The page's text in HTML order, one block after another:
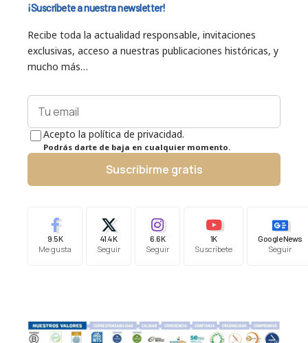
¡Suscríbete a nuestra newsletter!
Recibe toda la actualidad responsable, invitaciones
exclusivas, acceso a nuestras publicaciones históricas, y
mucho más…
Acepto la política de privacidad.
Podrás darte de baja en cualquier momento.
Suscribirme gratis
9.5K
Me gusta
41.4K
Seguir
6.6K
Seguir
1K
Suscríbete
Google News
Seguir